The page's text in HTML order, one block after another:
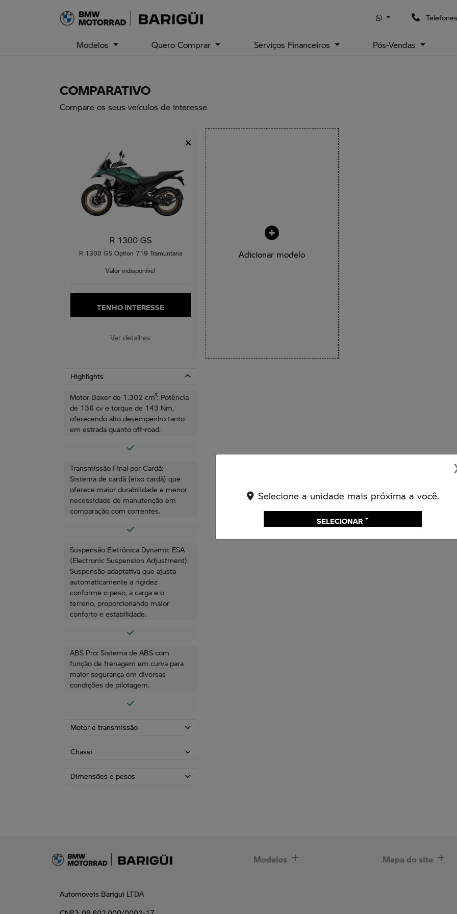
Modelos Quero Comprar Serviços Financeiros Pós-Vendas
COMPARATIVO
Compare os seus veículos de interesse
R 1300 GS
R 1300 GS Option 719 Tramuntana
Valor indisponível
TENHO INTERESSE
Ver detalhes
Adicionar modelo
Highlights
Motor Boxer de 1.302 cm³: Potência
de 136 cv e torque de 143 Nm,
oferecendo alto desempenho tanto
em estrada quanto off-road.
Transmissão Final por Cardã:
Sistema de cardã (eixo cardã) que
oferece maior durabilidade e menor
necessidade de manutenção em
comparação com correntes.
Suspensão Eletrônica Dynamic ESA
(Electronic Suspension Adjustment):
Suspensão adaptativa que ajusta
automaticamente a rigidez
conforme o peso, a carga e o
terreno, proporcionando maior
conforto e estabilidade.
ABS Pro: Sistema de ABS com
função de frenagem em curva para
maior segurança em diversas
condições de pilotagem.
Motor e transmissão
Chassi
Dimensões e pesos
Modelos Mapa do site
Automoveis Barigui LTDA
Selecione a unidade mais próxima a você.
SELECIONAR